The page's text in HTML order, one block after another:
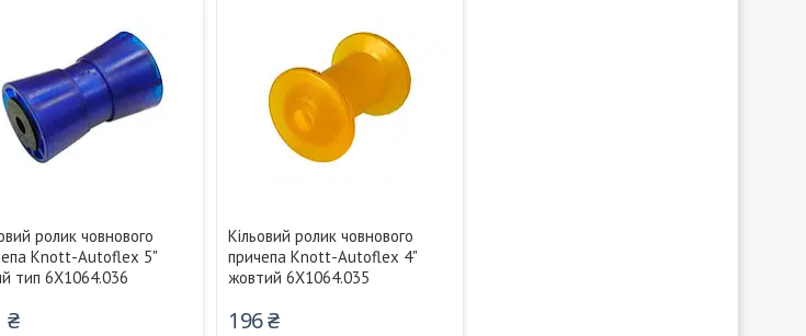
ролик човнового
Knott-Autoflex 5"
тип 6X1064.036
₴
Кільовий ролик човнового
причепа Knott-Autoflex 4"
жовтий 6X1064.035
196 ₴